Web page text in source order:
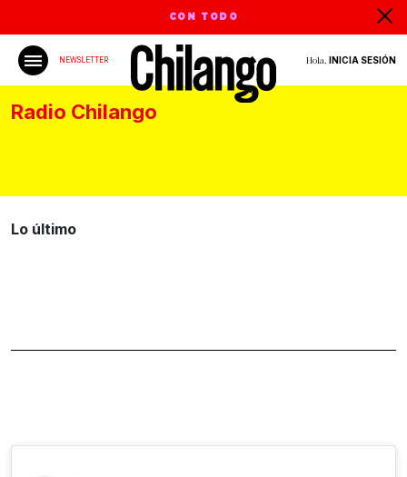
CON TODO
NEWSLETTER Hola, INICIA SESIÓN
Radio Chilango
Lo último